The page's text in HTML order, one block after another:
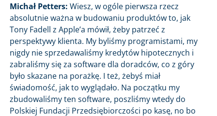
Michał Petters: Wiesz, w ogóle pierwsza rzecz
absolutnie ważna w budowaniu produktów to, jak
Tony Fadell z Apple’a mówił, żeby patrzeć z
perspektywy klienta. My byliśmy programistami, my
nigdy nie sprzedawaliśmy kredytów hipotecznych i
zabraliśmy się za software dla doradców, co z góry
było skazane na porażkę. I też, żebyś miał
świadomość, jak to wyglądało. Na początku my
zbudowaliśmy ten software, poszliśmy wtedy do
Polskiej Fundacji Przedsiębiorczości po kasę, no bo